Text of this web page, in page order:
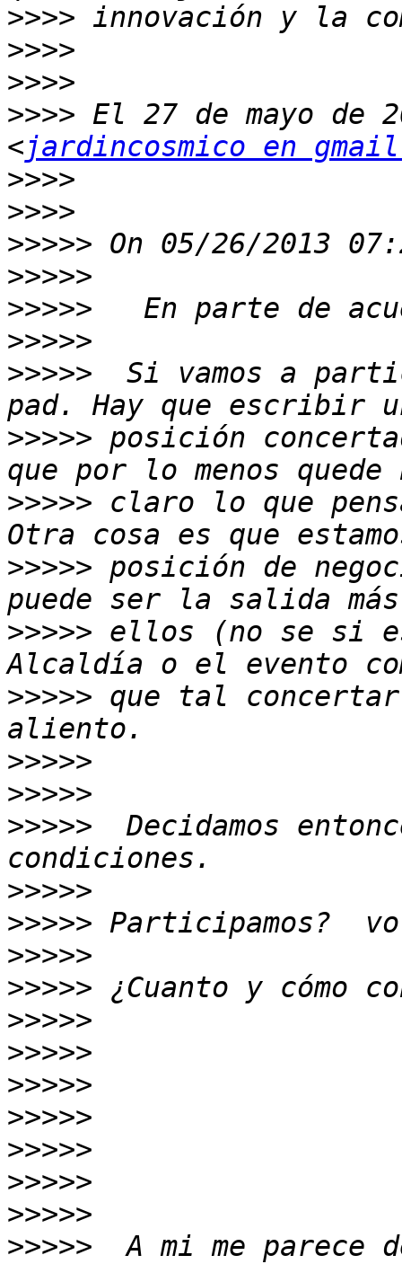
>>>>
>>>>
>>>>
>>>> El 27 de mayo de
<jardincosmico en
>>>>
>>>>
>>>>>
>>>>>
>>>>>
>>>>>
>>>>>
Si vamos a
>>>>> posición
>>>>> claro lo que
>>>>> posición de
>>>>> ellos (no se si
>>>>> que tal concertar
>>>>>
>>>>>
>>>>>
Decidamos
>>>>>
>>>>>
>>>>>
>>>>>
>>>>>
>>>>>
>>>>>
>>>>>
>>>>>
>>>>>
>>>>>
>>>>>
A mi me parece